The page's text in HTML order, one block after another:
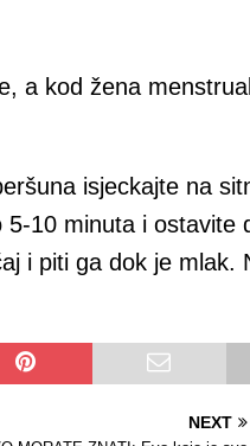
a kod žena
isjeckajte na
10 minuta i ostavite
i piti ga dok je mlak.
NEXT